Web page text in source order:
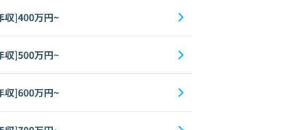
収]400万円~
収]500万円~
収]600万円~